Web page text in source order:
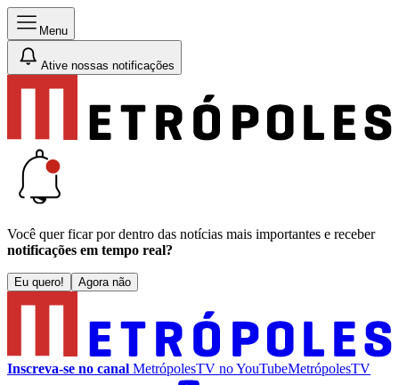
Menu
Ative nossas notificações
Você quer ficar por dentro das notícias mais importantes e receber
notificações em tempo real?
Eu quero! Agora não
Inscreva-se no canal MetrópolesTV noYouTubeMetrópolesTV